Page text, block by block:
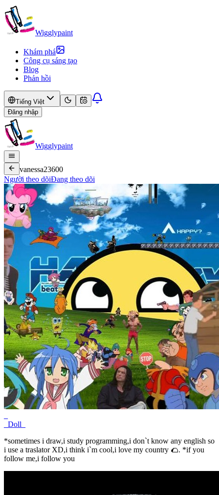
Wigglypaint
Khám phá
Công cụ sáng tạo
Blog
Phản hồi
Tiếng Việt
Đăng nhập
Wigglypaint
vanessa23600
Người theo dõiĐang theo dõi
_Doll_
*sometimes i draw,i study programming,i don`t know any english so
i use a traslator XD,i think i`m cool,i love my country 🌮. *if you
follow me,i follow you